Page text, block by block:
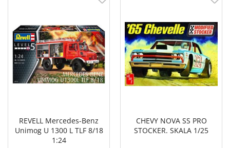
REVELL Mercedes-Benz
Unimog U 1300 L TLF 8/18
1:24
CHEVY NOVA SS PRO
STOCKER. SKALA 1/25